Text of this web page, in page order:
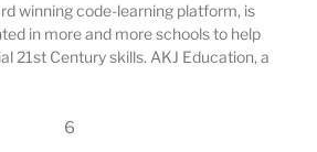
winning code-learning platform, is
in more and more schools to help
21st Century skills. AKJ Education, a
6